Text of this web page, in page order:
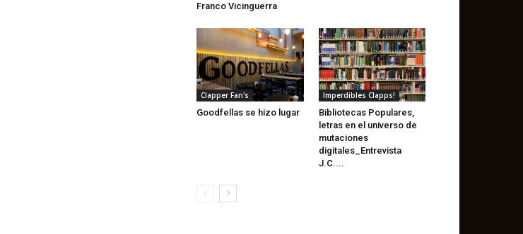
Franco Vicinguerra
Clapper Fan's
Goodfellas se hizo lugar
Imperdibles Clapps!
Bibliotecas Populares,
letras en el universo de
mutaciones
digitales_Entrevista
J.C....